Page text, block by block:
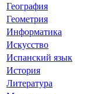
География
Геометрия
Информатика
Искусство
Испанский язык
История
Литература